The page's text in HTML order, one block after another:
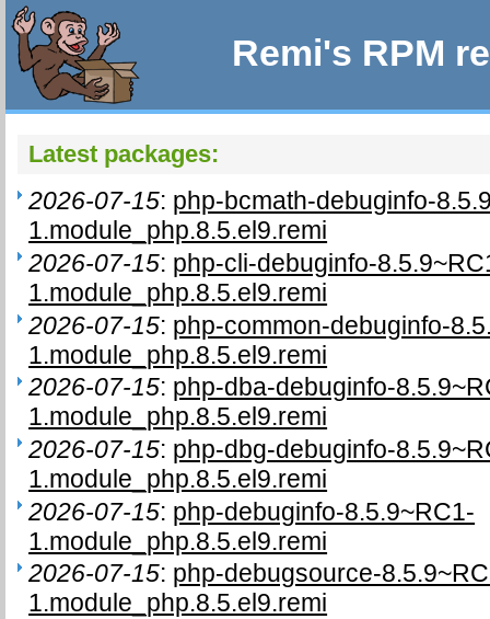
Remi's RPM
Latest packages:
2026-07-15: php-bcmath-debuginfo-
1.module_php.8.5.el9.remi
2026-07-15: php-cli-debuginfo-
1.module_php.8.5.el9.remi
2026-07-15: php-common-debuginfo-
1.module_php.8.5.el9.remi
2026-07-15: php-dba-debuginfo-
1.module_php.8.5.el9.remi
2026-07-15: php-dbg-debuginfo-
1.module_php.8.5.el9.remi
2026-07-15: php-debuginfo-8.5.9~RC1-
1.module_php.8.5.el9.remi
2026-07-15: php-debugsource-
1.module_php.8.5.el9.remi